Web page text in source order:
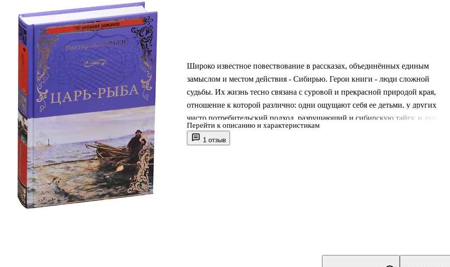
1 отзыв
Широко известное повествование в рассказах, объединённых единым
замыслом и местом действия - Сибирью. Герои книги - люди сложной
судьбы. Их жизнь тесно связана с суровой и прекрасной природой края,
отношение к которой различно: одни ощущают себя ее детьми, у других
чисто потребительский подход, разрушающий и сибирскую тайгу, и душу
того, кто не осознает своей ответственности за сохранение природы. Книга
получила всенародное признание, по ней снят фильм "Таежная повесть". .
Перейти к описанию и характеристикам